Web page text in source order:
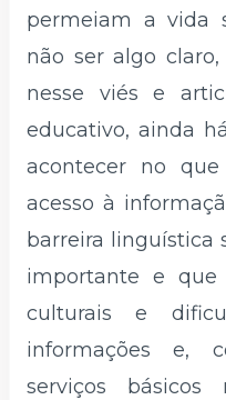
permeiam a vida
não ser algo
nesse viés e
educativo, ainda
acontecer no
acesso à
barreira linguística
importante e que
culturais e
informações e,
serviços básicos